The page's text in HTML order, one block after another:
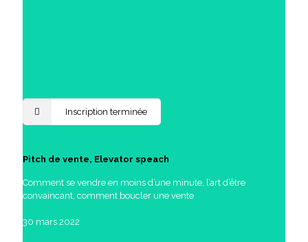
Inscription terminée
Pitch de vente, Elevator speach
Comment se vendre en moins d’une minute, l’art d’être
convaincant, comment boucler une vente
30 mars 2022